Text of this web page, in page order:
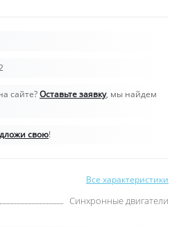
сайте?Оставьте заявку, мы найдем
свою!
Все характеристики
Синхронные двигатели